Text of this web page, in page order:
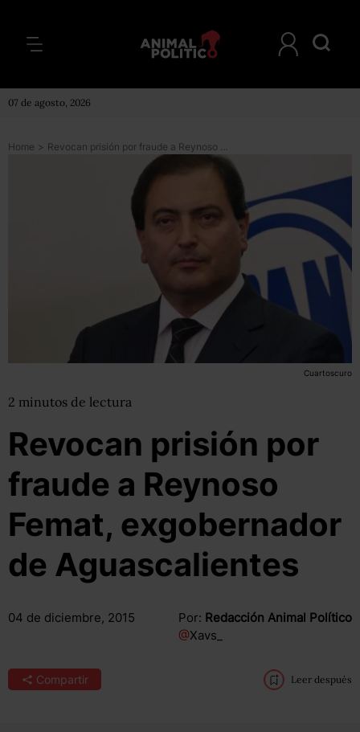
07 de agosto, 2026
Home > Revocan prisión por fraude a Reynoso Femat, exgobernador de Aguascalientes
Cuartoscuro
2 minutos de lectura
Revocan prisión por
fraude a Reynoso
Femat, exgobernador
de Aguascalientes
04 de diciembre, 2015 Por: Redacción Animal Político
@Xavs_
Compartir Leer después